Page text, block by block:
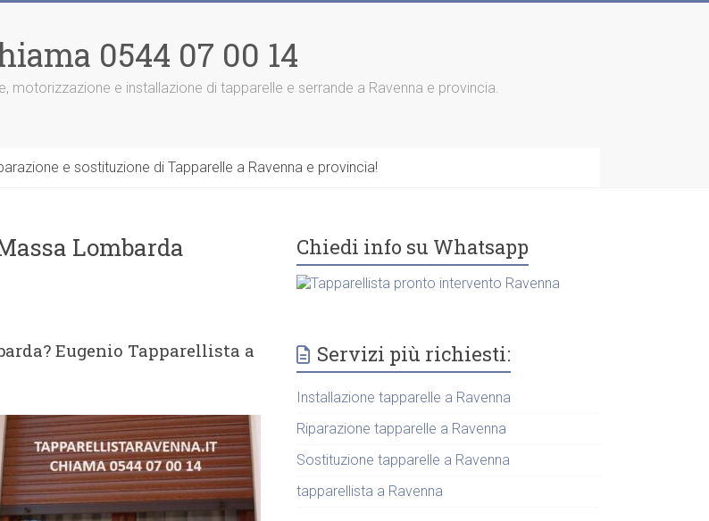
0544 07 00 14
motorizzazione e installazione di tapparelle e serrande a Ravenna e provincia.
e sostituzione di Tapparelle a Ravenna e provincia!
Lombarda
Eugenio Tapparellista a
Chiedi info su Whatsapp
Servizi più richiesti:
Installazione tapparelle a Ravenna
Riparazione tapparelle a Ravenna
Sostituzione tapparelle a Ravenna
tapparellista a Ravenna